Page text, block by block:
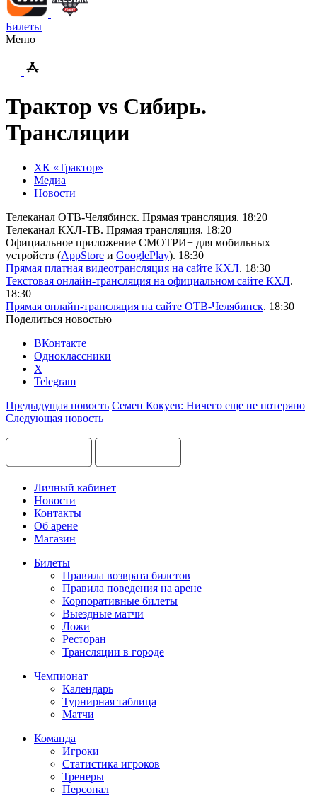
Билеты
Меню
Трактор vs Сибирь.
Трансляции
ХК «Трактор»
Медиа
Новости
Телеканал ОТВ-Челябинск. Прямая трансляция. 18:20
Телеканал КХЛ-ТВ. Прямая трансляция. 18:20
Официальное приложение СМОТРИ+ для мобильных
устройств (AppStore и GooglePlay). 18:30
Прямая платная видеотрансляция на сайте КХЛ. 18:30
Текстовая онлайн-трансляция на официальном сайте КХЛ.
18:30
Прямая онлайн-трансляция на сайте ОТВ-Челябинск. 18:30
Поделиться новостью
ВКонтакте
Одноклассники
X
Telegram
Предыдущая новость Семен Кокуев: Ничего еще не потеряно
Следующая новость
Личный кабинет
Новости
Контакты
Об арене
Магазин
Билеты
Правила возврата билетов
Правила поведения на арене
Корпоративные билеты
Выездные матчи
Ложи
Ресторан
Трансляции в городе
Чемпионат
Календарь
Турнирная таблица
Матчи
Команда
Игроки
Статистика игроков
Тренеры
Персонал